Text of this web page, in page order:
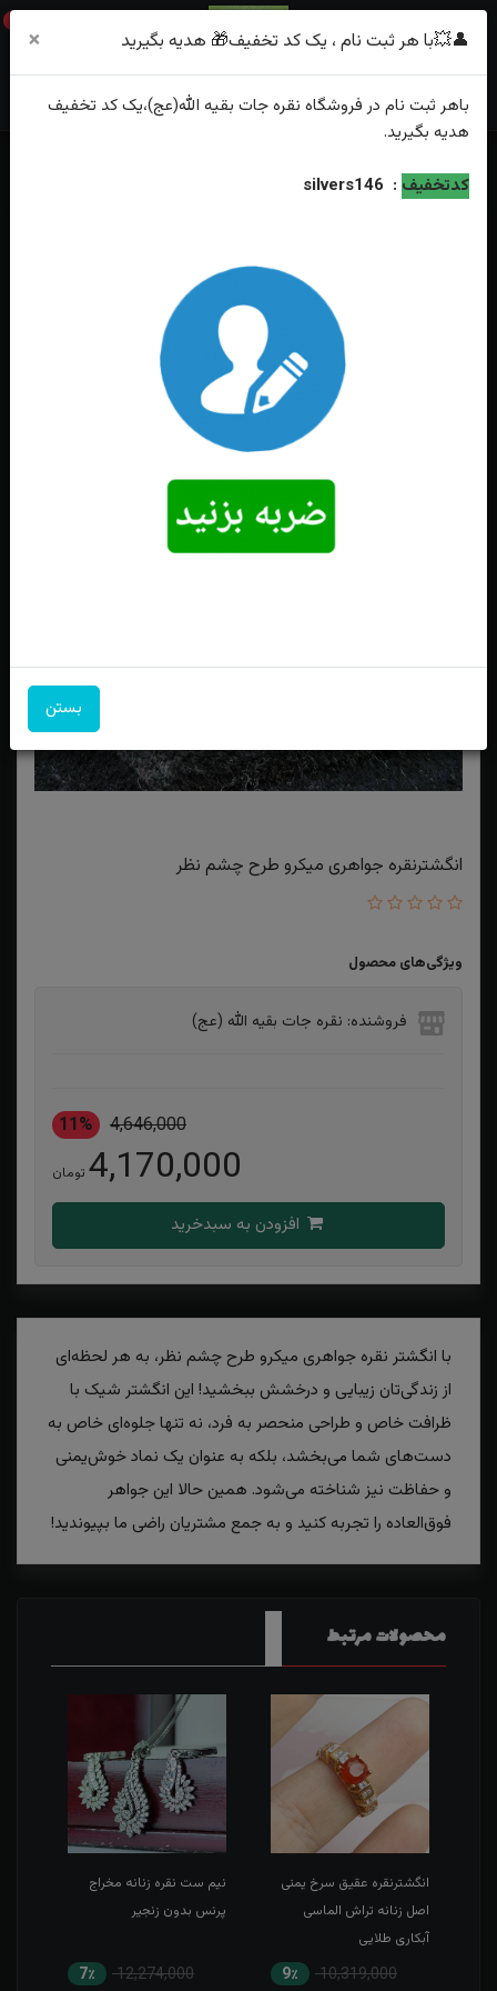
0
خانه فهرست محصولات
انگشترنقره جواهری میکرو طرح چشم نظر
ویژگی‌های محصول
فروشنده: نقره جات بقیه الله (عج)
4,646,000
11%
4,170,000 تومان
با انگشتر نقره جواهری میکرو طرح چشم نظر، به هر لحظه‌ای
از زندگی‌تان زیبایی و درخشش ببخشید! این انگشتر شیک با
ظرافت خاص و طراحی منحصر به فرد، نه تنها جلوه‌ای خاص به
دست‌های شما می‌بخشد، بلکه به عنوان یک نماد خوش‌یمنی
و حفاظت نیز شناخته می‌شود. همین حالا این جواهر
فوق‌العاده را تجربه کنید و به جمع مشتریان راضی ما بپیوندید!
محصولات مرتبط
انگشترنقره عقیق سرخ یمنی
اصل زنانه تراش الماسی
آبکاری طلایی
10,319,000 9٪
نیم ست نقره زنانه مخراج
پرنس بدون زنجیر
12,274,000 7٪
👤💥با هر ثبت نام ، یک کد تخفیف🎁 هدیه بگیرید ×
باهر ثبت نام در فروشگاه نقره جات بقیه الله(عج)،یک کد تخفیف
هدیه بگیرید.
کدتخفیف :
silvers146
بستن